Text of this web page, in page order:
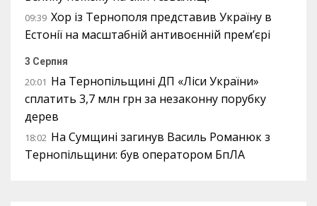
09:39 Хор із Тернополя представив Україну в
Естонії на масштабній антивоєнній прем’єрі
3 Серпня
20:01 На Тернопільщині ДП «Ліси України»
сплатить 3,7 млн грн за незаконну порубку
дерев
18:02 На Сумщині загинув Василь Романюк з
Тернопільщини: був оператором БпЛА